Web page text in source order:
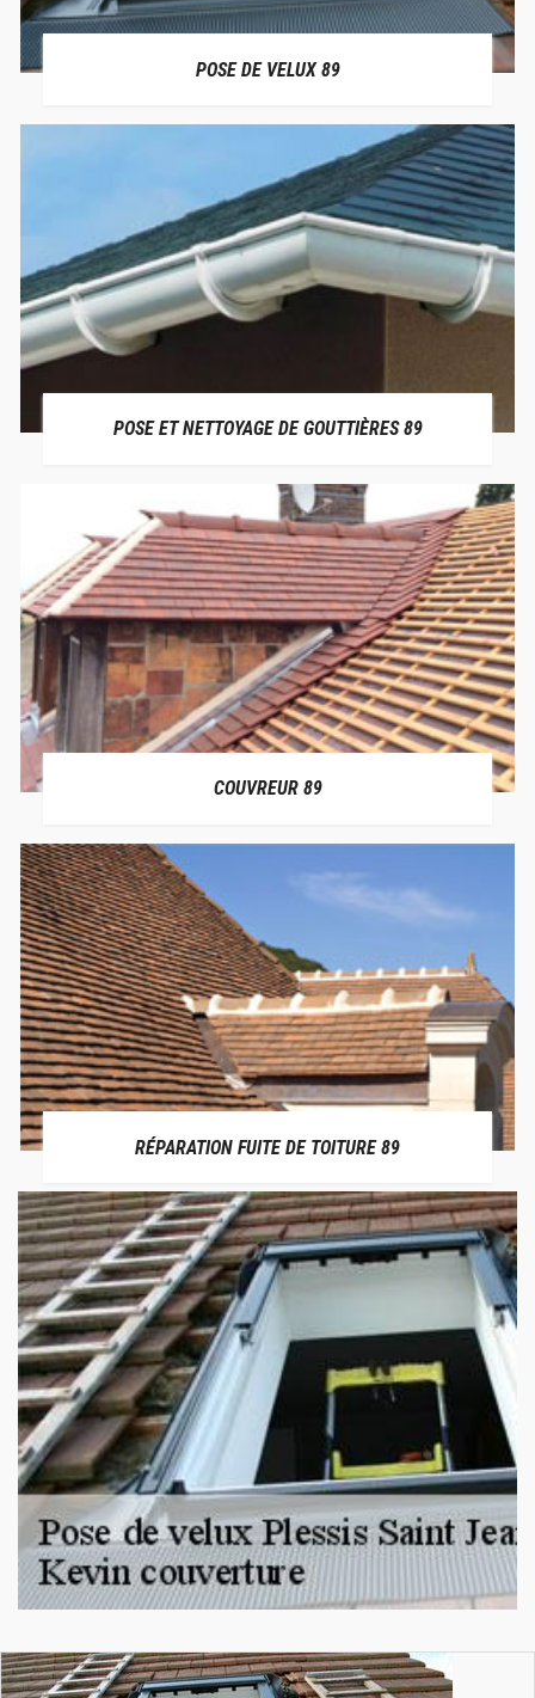
POSE DE VELUX 89
POSE ET NETTOYAGE DE GOUTTIÈRES 89
COUVREUR 89
RÉPARATION FUITE DE TOITURE 89